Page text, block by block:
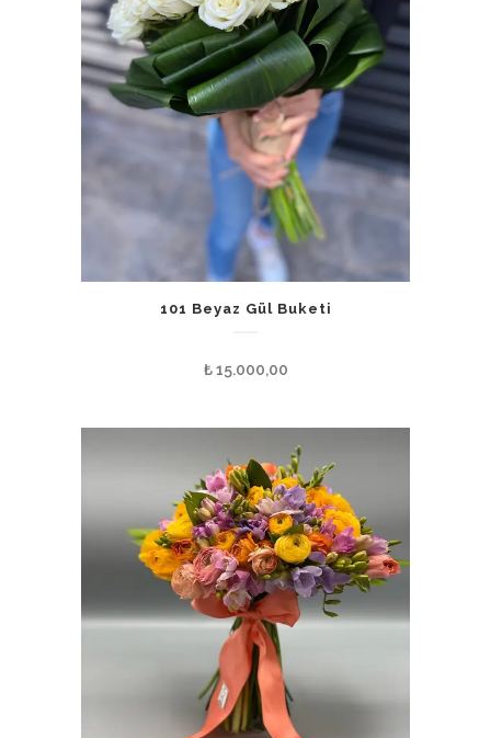
101 Beyaz Gül Buketi
₺15.000,00